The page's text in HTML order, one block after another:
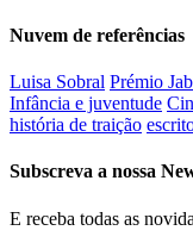
Nuvem de referências
Luisa Sobral Prémio
Infância e juventude
história de traição
Subscreva a nossa
E receba todas as